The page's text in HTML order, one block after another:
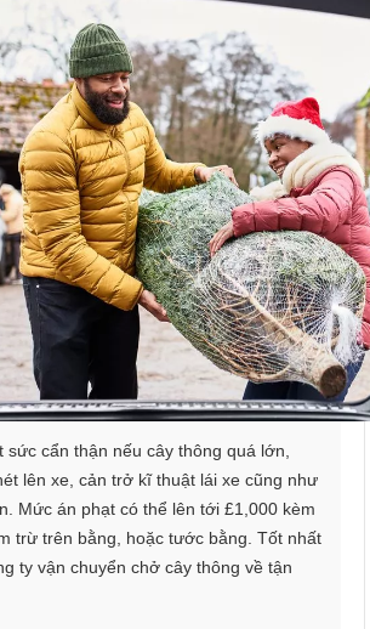
sức cẩn thận nếu cây thông quá lớn,
lên xe, cản trở kĩ thuật lái xe cũng như
Mức án phạt có thể lên tới £1,000 kèm
trừ trên bằng, hoặc tước bằng. Tốt nhất
ty vận chuyển chở cây thông về tận